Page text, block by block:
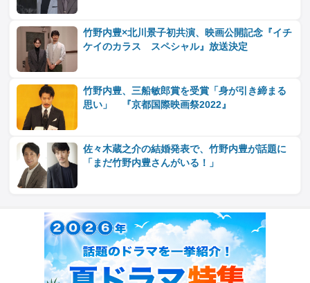
竹野内豊×北川景子初共演、映画公開記念『イチ
ケイのカラス スペシャル』放送決定
竹野内豊、三船敏郎賞を受賞「身が引き締まる
思い」 『京都国際映画祭2022』
佐々木蔵之介の結婚発表で、竹野内豊が話題に
「まだ竹野内豊さんがいる！」